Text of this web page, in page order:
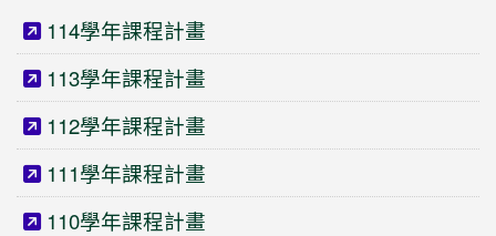
114學年課程計畫
113學年課程計畫
112學年課程計畫
111學年課程計畫
110學年課程計畫